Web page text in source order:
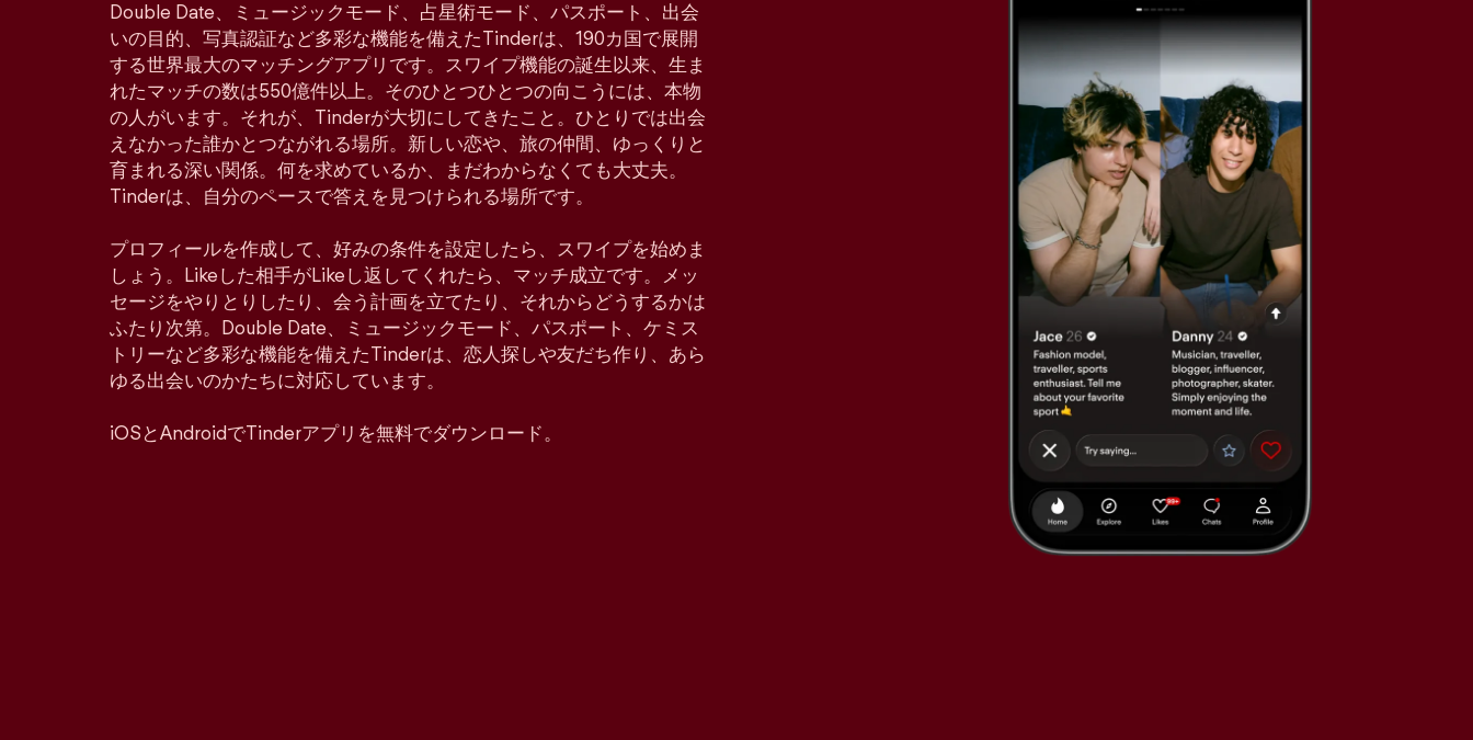
Double Date、ミュージックモード、占星術モード、パスポート、出会
いの目的、写真認証など多彩な機能を備えたTinderは、190カ国で展開
する世界最大のマッチングアプリです。スワイプ機能の誕生以来、生ま
れたマッチの数は550億件以上。そのひとつひとつの向こうには、本物
の人がいます。それが、Tinderが大切にしてきたこと。ひとりでは出会
えなかった誰かとつながれる場所。新しい恋や、旅の仲間、ゆっくりと
育まれる深い関係。何を求めているか、まだわからなくても大丈夫。
Tinderは、自分のペースで答えを見つけられる場所です。
プロフィールを作成して、好みの条件を設定したら、スワイプを始めま
しょう。Likeした相手がLikeし返してくれたら、マッチ成立です。メッ
セージをやりとりしたり、会う計画を立てたり、それからどうするかは
ふたり次第。Double Date、ミュージックモード、パスポート、ケミス
トリーなど多彩な機能を備えたTinderは、恋人探しや友だち作り、あら
ゆる出会いのかたちに対応しています。
iOSとAndroidでTinderアプリを無料でダウンロード。